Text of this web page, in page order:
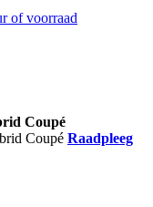
Coupé
Raadpleeg